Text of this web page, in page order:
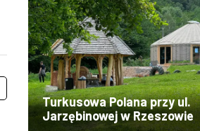
Turkusowa Polana przy ul.
Jarzębinowej w Rzeszowie